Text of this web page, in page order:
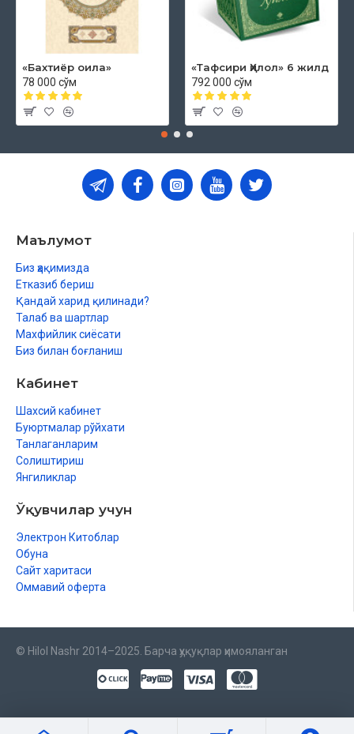
«Бахтиёр оила»
78 000 сўм
«Тафсири Ҳилол» 6 жилд
792 000 сўм
Маълумот
Биз ҳақимизда
Етказиб бериш
Қандай харид қилинади?
Талаб ва шартлар
Махфийлик сиёсати
Биз билан боғланиш
Кабинет
Шахсий кабинет
Буюртмалар рўйхати
Танлаганларим
Солиштириш
Янгиликлар
Ўқувчилар учун
Электрон Китоблар
Обуна
Сайт харитаси
Оммавий оферта
© Hilol Nashr 2014–2025. Барча ҳуқуқлар ҳимояланган